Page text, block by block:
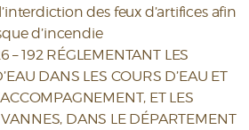
des feux d’artifices afin
d’incendie
– 192 RÉGLEMENTANT LES
DANS LES COURS D’EAU ET
ET LES
DANS LE DÉPARTEMENT